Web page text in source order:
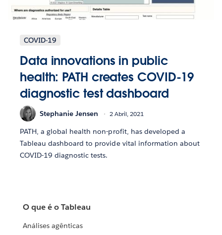
COVID-19
Data innovations in public
health: PATH creates COVID-19
diagnostic test dashboard
Stephanie Jensen 2 Abril, 2021
PATH, a global health non-profit, has developed a
Tableau dashboard to provide vital information about
COVID-19 diagnostic tests.
O que é o Tableau
Análises agênticas